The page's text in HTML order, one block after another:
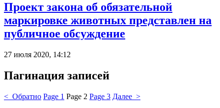
Проект закона об обязательной
маркировке животных представлен на
публичное обсуждение
27 июля 2020, 14:12
Пагинация записей
< Обратно Page 1 Page 2 Page 3 Далее >